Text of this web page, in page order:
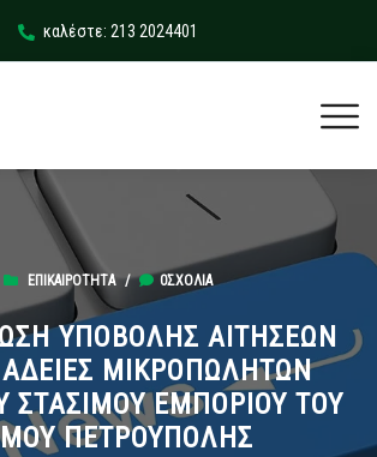
καλέστε: 213 2024401
ΕΠΙΚΑΙΡΌΤΗΤΑ/ 0ΣΧΌΛΙΑ
ΥΠΟΒΟΛΗΣ ΑΙΤΗΣΕΩΝ
ΑΔΕΙΕΣ ΜΙΚΡΟΠΩΛΗΤΩΝ
ΣΤΑΣΙΜΟΥ ΕΜΠΟΡΙΟΥ ΤΟΥ
ΠΕΤΡΟΥΠΟΛΗΣ